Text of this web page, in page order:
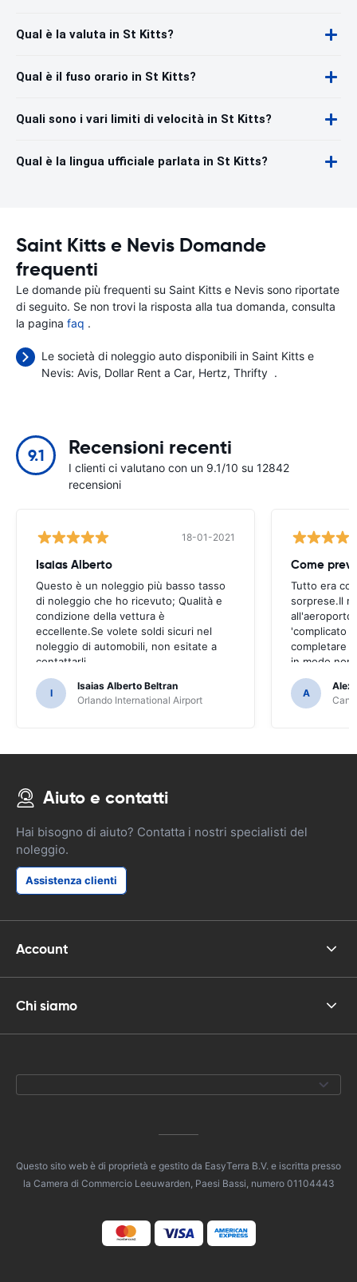
Qual è la valuta in St Kitts?
Qual è il fuso orario in St Kitts?
Quali sono i vari limiti di velocità in St Kitts?
Qual è la lingua ufficiale parlata in St Kitts?
Saint Kitts e Nevis Domande
frequenti
Le domande più frequenti su Saint Kitts e Nevis sono riportate
di seguito. Se non trovi la risposta alla tua domanda, consulta
la pagina faq .
Le società di noleggio auto disponibili in Saint Kitts e
Nevis: Avis Dollar Rent a Car Hertz Thrifty .
9.1 Recensioni recenti
I clienti ci valutano con un 9.1/10 su 12842
recensioni
18-01-2021
Isaias Alberto
Questo è un noleggio più basso tasso
di noleggio che ho ricevuto; Qualità e
condizione della vettura è
eccellente.Se volete soldi sicuri nel
noleggio di automobili, non esitate a
contattarli
I
Isaias Alberto Beltran
Orlando International Airport
Come
Tutto era
sorprese.Il
all'aeroporto
'complicato
completare
in modo
A
Alex
Aiuto e contatti
Hai bisogno di aiuto? Contatta i nostri specialisti del
noleggio.
Assistenza clienti
Account
Chi siamo
Questo sito web è di proprietà e gestito da EasyTerra B.V. e iscritta presso
la Camera di Commercio Leeuwarden, Paesi Bassi, numero 01104443